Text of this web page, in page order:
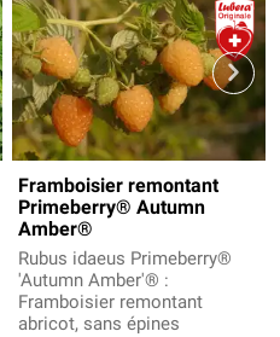
Framboisier remontant
Primeberry® Autumn
Amber®
Rubus idaeus Primeberry®
'Autumn Amber'® :
Framboisier remontant
abricot, sans épines